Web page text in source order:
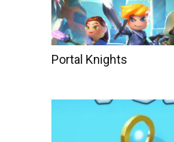
Portal Knights